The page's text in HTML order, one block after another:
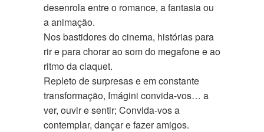
desenrola entre o romance, a fantasia ou
a animação.
Nos bastidores do cinema, histórias para
rir e para chorar ao som do megafone e ao
ritmo da claquet.
Repleto de surpresas e em constante
transformação, Imágini convida-vos… a
ver, ouvir e sentir; Convida-vos a
contemplar, dançar e fazer amigos.